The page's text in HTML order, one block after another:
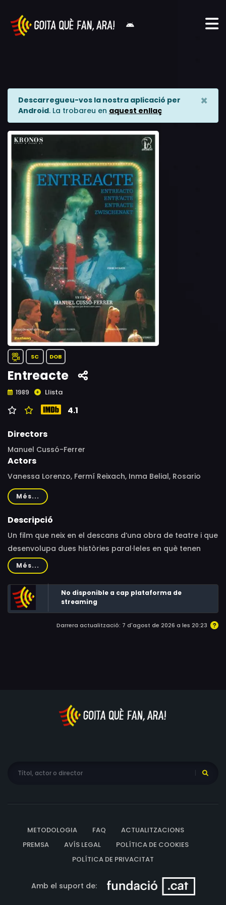
Descarregueu-vos la nostra aplicació per
Android. La trobareu en aquest enllaç
×
SC DOB
Entreacte
1989 Llista
4.1
Directors
Manuel Cussó-Ferrer
Actors
Vanessa Lorenzo, Fermí Reixach, Inma Belial, Rosario
Flores, François Montagut, Antonio Chamorro, Nuria
Candela, Hermann Bonnin, Victoria Sanz
Més...
Descripció
Un film que neix en el descans d’una obra de teatre i que
desenvolupa dues històries paral·leles en què tenen
cabuda la màgia, el music-hall i el món de l’escenari, és
a dir, alguns dels elements característics de la poesia
visual de Joan Brossa, font d’inspiració del projecte.
Més...
No disponible a cap plataforma de
streaming
Darrera actualització: 7 d'agost de 2026 a les 20:23
METODOLOGIA FAQ
ACTUALITZACIONS
PREMSA
AVÍS LEGAL
POLÍTICA DE COOKIES
POLÍTICA DE PRIVACITAT
Amb el suport de: